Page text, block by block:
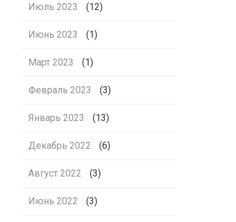
Июль 2023 (12)
Июнь 2023 (1)
Март 2023 (1)
Февраль 2023 (3)
Январь 2023 (13)
Декабрь 2022 (6)
Август 2022 (3)
Июнь 2022 (3)